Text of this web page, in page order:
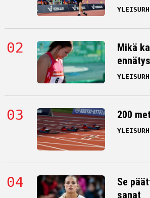
Mikä
200
Se
sanat